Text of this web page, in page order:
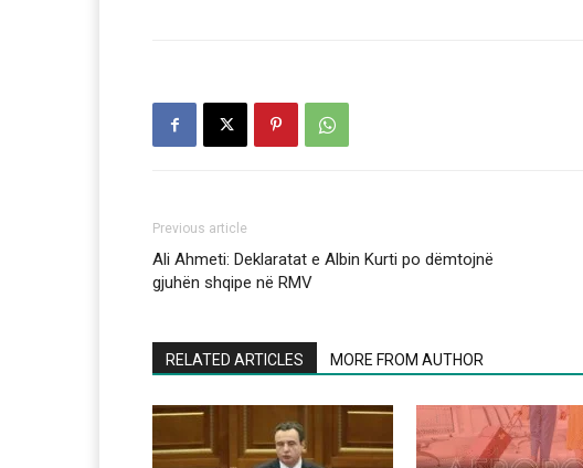
Previous article
Ali Ahmeti: Deklaratat e Albin Kurti po dëmtojnë
gjuhën shqipe në RMV
RELATED ARTICLES MORE FROM AUTHOR